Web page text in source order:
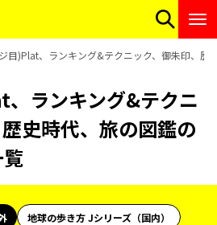
目)Plat、ランキング&テクニック、御朱印、歴
ランキング&テクニ
史時代、旅の図鑑の
地球の歩き方 Jシリーズ（国内）